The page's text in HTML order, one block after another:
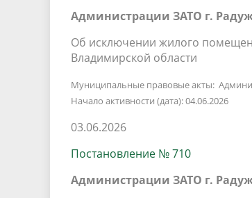
Администрации ЗАТО г.
Об исключении жилого
Владимирской области
Муниципальные правовые акты:
Начало активности (дата): 04.06.2026
03.06.2026
Постановление № 710
Администрации ЗАТО г.